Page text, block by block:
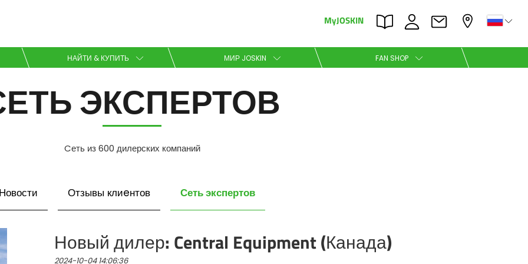
MyJOSKIN
НАЙТИ & КУПИТЬ МИР JOSKIN FAN SHOP ×
×
Выбрать ваш язык
English
Español
Română
ЭКСПЕРТОВ
Cеть из 600 дилерских компаний
Новости Отзывы клиeнтов Сеть экспертов
Новый дилер: Central Equipment (Канада)
2024-10-04 14:06:36